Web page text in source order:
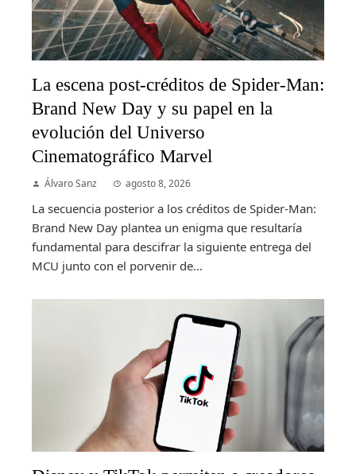
La escena post-créditos de Spider-Man:
Brand New Day y su papel en la
evolución del Universo
Cinematográfico Marvel
Álvaro Sanz agosto 8, 2026
La secuencia posterior a los créditos de Spider-Man:
Brand New Day plantea un enigma que resultaría
fundamental para descifrar la siguiente entrega del
MCU junto con el porvenir de...